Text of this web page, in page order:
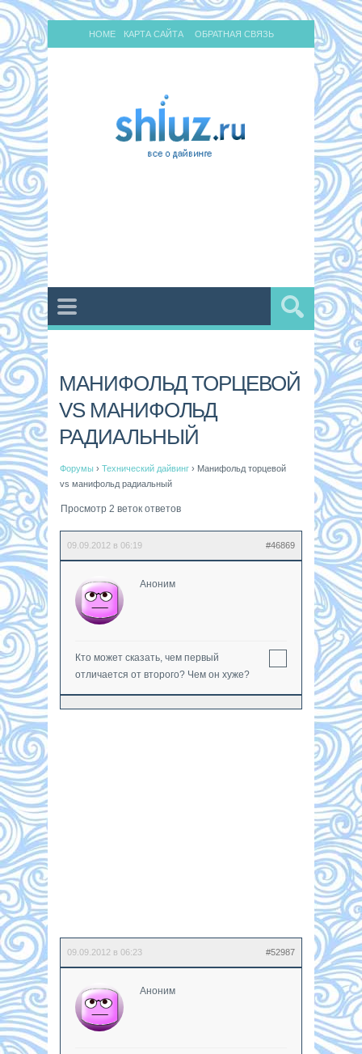
HOME КАРТА САЙТА ОБРАТНАЯ СВЯЗЬ
МАНИФОЛЬД ТОРЦЕВОЙ
VS МАНИФОЛЬД
РАДИАЛЬНЫЙ
Форумы › Технический дайвинг › Манифольд торцевой
vs манифольд радиальный
Просмотр 2 веток ответов
09.09.2012 в 06:19 #46869
Аноним
Кто может сказать, чем первый
отличается от второго? Чем он хуже?
09.09.2012 в 06:23 #52987
Аноним